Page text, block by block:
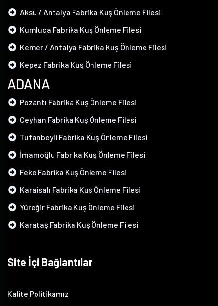
Aksu / Antalya Fabrika Kuş Önleme Filesi
Kumluca Fabrika Kuş Önleme Filesi
Kemer / Antalya Fabrika Kuş Önleme Filesi
Kepez Fabrika Kuş Önleme Filesi
ADANA
Pozantı Fabrika Kuş Önleme Filesi
Ceyhan Fabrika Kuş Önleme Filesi
Tufanbeyli Fabrika Kuş Önleme Filesi
İmamoğlu Fabrika Kuş Önleme Filesi
Feke Fabrika Kuş Önleme Filesi
Karaisalı Fabrika Kuş Önleme Filesi
Yüreğir Fabrika Kuş Önleme Filesi
Karataş Fabrika Kuş Önleme Filesi
Site İçi Bağlantılar
Kalite Politikamız